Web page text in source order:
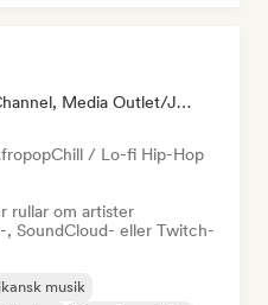
Youtube/Twitch Channel, Media Outlet/Journalist, Influencer I Sociala Medier
Chill / Lo-fi Hip-Hop
rullar om artister
, SoundCloud- eller Twitch-
musik